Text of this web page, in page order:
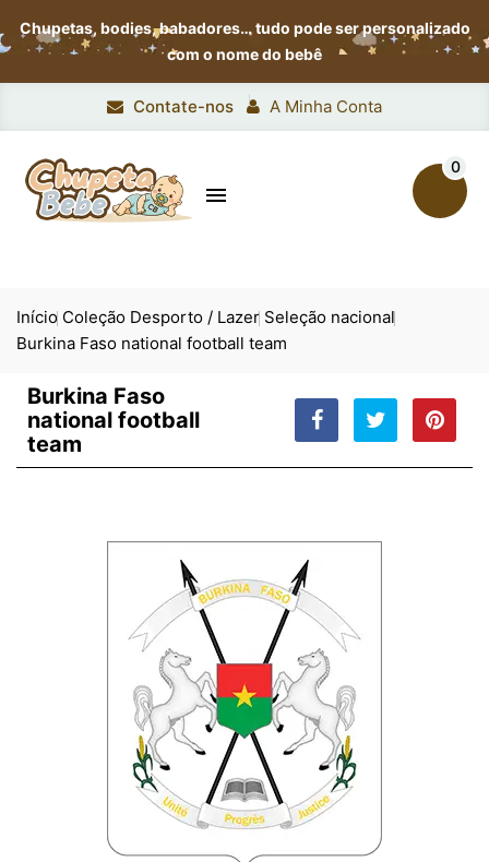
Chupetas, bodies, babadores…tudo pode ser personalizado
com o nome do bebê
Contate-nos A Minha Conta

0
Início Coleção Desporto / Lazer Seleção nacional
Burkina Faso national football team
Burkina Faso
national football
team